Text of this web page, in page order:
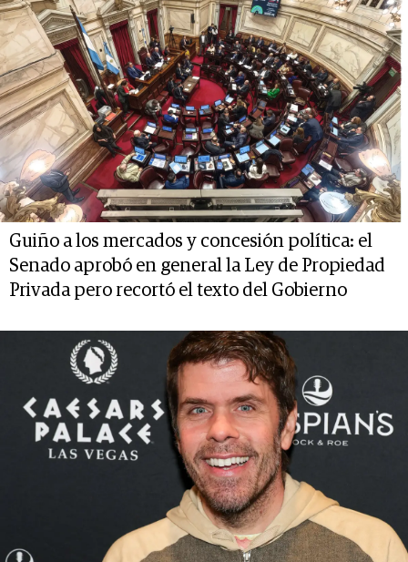
Guiño a los mercados y concesión política: el
Senado aprobó en general la Ley de Propiedad
Privada pero recortó el texto del Gobierno